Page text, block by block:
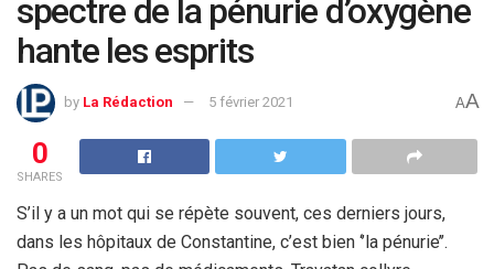
spectre de la pénurie d’oxygène
hante les esprits
by La Rédaction 5 février 2021 AA
0
SHARES
S’il y a un mot qui se répète souvent, ces derniers jours,
dans les hôpitaux de Constantine, c’est bien ‘’la pénurie’’.